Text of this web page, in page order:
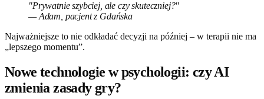
"Prywatnie szybciej, ale czy skuteczniej?"
— Adam, pacjent z Gdańska
Najważniejsze to nie odkładać decyzji na później – w terapii nie ma
„lepszego momentu”.
Nowe technologie w psychologii: czy AI
zmienia zasady gry?